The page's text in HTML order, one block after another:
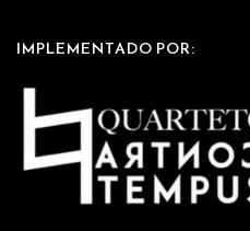
IMPLEMENTADO POR: